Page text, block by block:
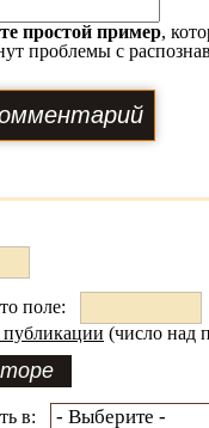
простой пример,
проблемы с
поле:
(число над
в: